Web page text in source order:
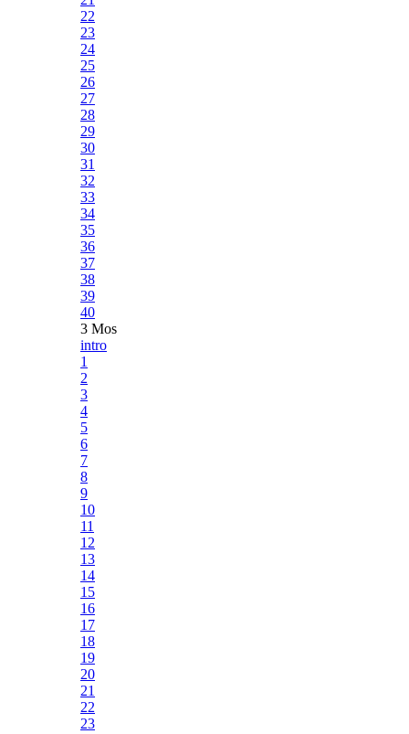
22
23
24
25
26
27
28
29
30
31
32
33
34
35
36
37
38
39
40
3 Mos
intro
1
2
3
4
5
6
7
8
9
10
11
12
13
14
15
16
17
18
19
20
21
22
23